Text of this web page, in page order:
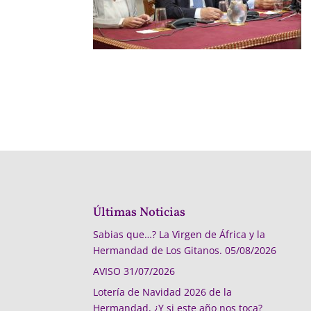
Últimas Noticias
Sabias que…? La Virgen de África y la
Hermandad de Los Gitanos. 05/08/2026
AVISO 31/07/2026
Lotería de Navidad 2026 de la
Hermandad, ¿Y si este año nos toca?